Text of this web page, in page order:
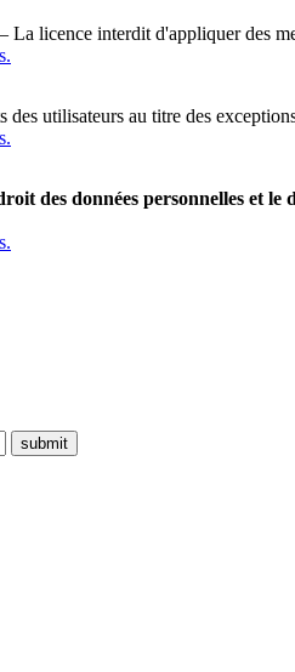
La licence interdit d'appliquer des
utilisateurs au titre des
des données personnelles et le
submit